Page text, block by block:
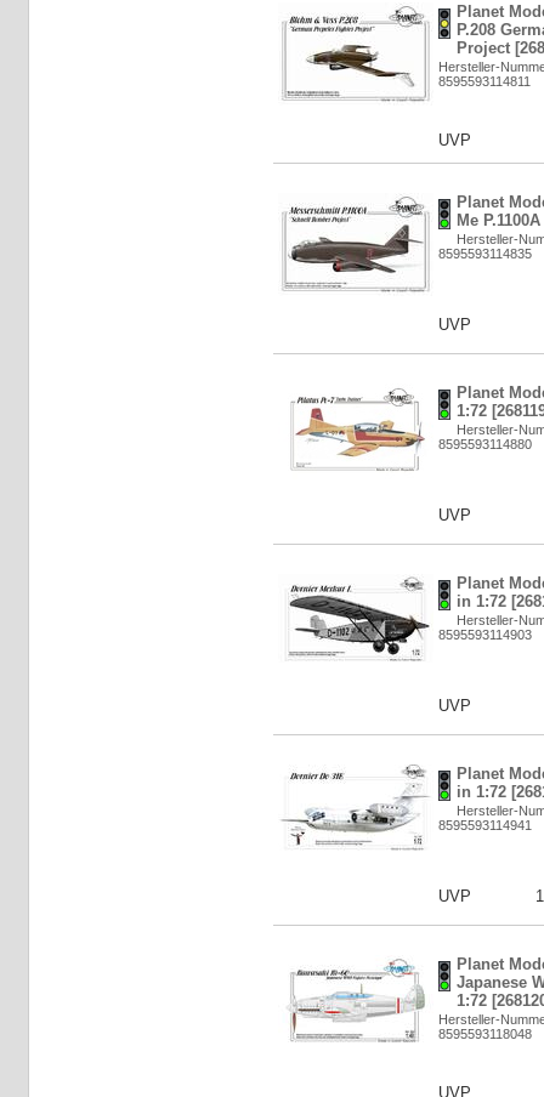
Planet
P.208
Project
Hersteller-
8595593114811
UVP
Planet
Me
Hersteller-
8595593114835
UVP
Planet
1:72
Hersteller-
8595593114880
UVP
Planet
in 1:72
Hersteller-
8595593114903
UVP
Planet
in 1:72
Hersteller-
8595593114941
UVP
Planet
Japanese
1:72
Hersteller-
8595593118048
UVP